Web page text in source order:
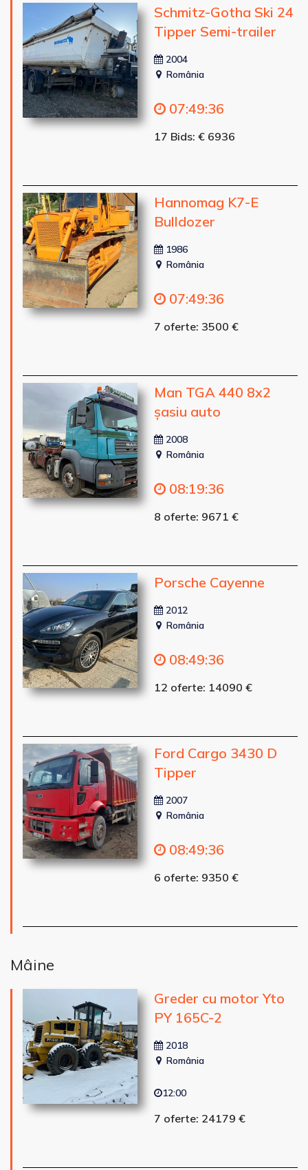
Schmitz-Gotha Ski 24
Tipper Semi-trailer
2004
România
07:49:34
17 Bids: € 6936
Hannomag K7-E
Bulldozer
1986
România
07:49:34
7 oferte: 3500 €
Man TGA 440 8x2
șasiu auto
2008
România
08:19:34
8 oferte: 9671 €
Porsche Cayenne
2012
România
08:49:34
12 oferte: 14090 €
Ford Cargo 3430 D
Tipper
2007
România
08:49:34
6 oferte: 9350 €
Mâine
Greder cu motor Yto
PY 165C-2
2018
România
12:00
7 oferte: 24179 €